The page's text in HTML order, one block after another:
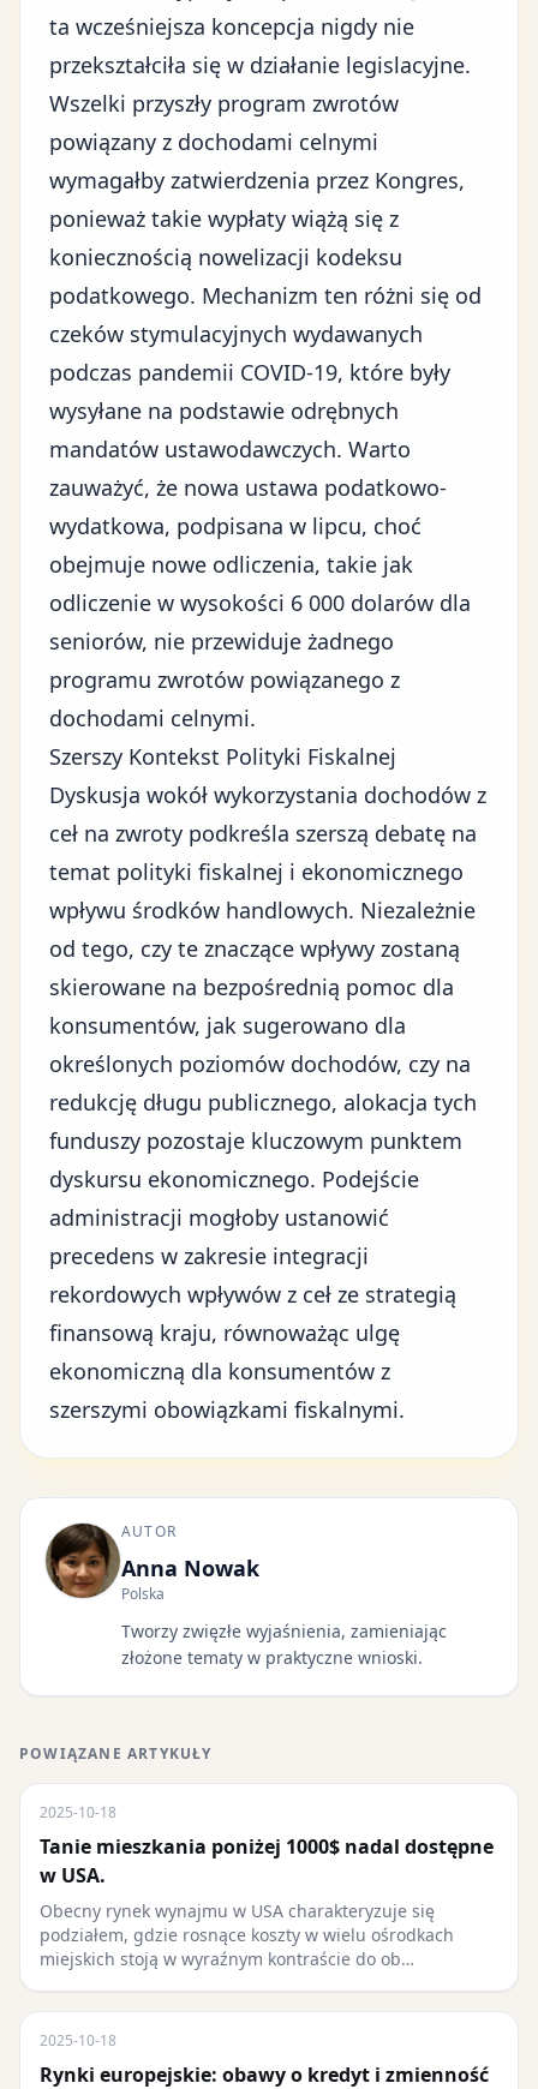
ta wcześniejsza koncepcja nigdy nie
przekształciła się w działanie legislacyjne.
Wszelki przyszły program zwrotów
powiązany z dochodami celnymi
wymagałby zatwierdzenia przez Kongres,
ponieważ takie wypłaty wiążą się z
koniecznością nowelizacji kodeksu
podatkowego. Mechanizm ten różni się od
czeków stymulacyjnych wydawanych
podczas pandemii COVID-19, które były
wysyłane na podstawie odrębnych
mandatów ustawodawczych. Warto
zauważyć, że nowa ustawa podatkowo-
wydatkowa, podpisana w lipcu, choć
obejmuje nowe odliczenia, takie jak
odliczenie w wysokości 6 000 dolarów dla
seniorów, nie przewiduje żadnego
programu zwrotów powiązanego z
dochodami celnymi.
Szerszy Kontekst Polityki Fiskalnej
Dyskusja wokół wykorzystania dochodów z
ceł na zwroty podkreśla szerszą debatę na
temat polityki fiskalnej i ekonomicznego
wpływu środków handlowych. Niezależnie
od tego, czy te znaczące wpływy zostaną
skierowane na bezpośrednią pomoc dla
konsumentów, jak sugerowano dla
określonych poziomów dochodów, czy na
redukcję długu publicznego, alokacja tych
funduszy pozostaje kluczowym punktem
dyskursu ekonomicznego. Podejście
administracji mogłoby ustanowić
precedens w zakresie integracji
rekordowych wpływów z ceł ze strategią
finansową kraju, równoważąc ulgę
ekonomiczną dla konsumentów z
szerszymi obowiązkami fiskalnymi.
AUTOR
Anna Nowak
Polska
Tworzy zwięzłe wyjaśnienia, zamieniając
złożone tematy w praktyczne wnioski.
POWIĄZANE ARTYKUŁY
2025-10-18
Tanie mieszkania poniżej 1000$ nadal dostępne
w USA.
Obecny rynek wynajmu w USA charakteryzuje się
podziałem, gdzie rosnące koszty w wielu ośrodkach
miejskich stoją w wyraźnym kontraście do ob…
2025-10-18
Rynki europejskie: obawy o kredyt i zmienność